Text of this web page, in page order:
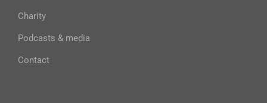
Charity
Podcasts & media
Contact